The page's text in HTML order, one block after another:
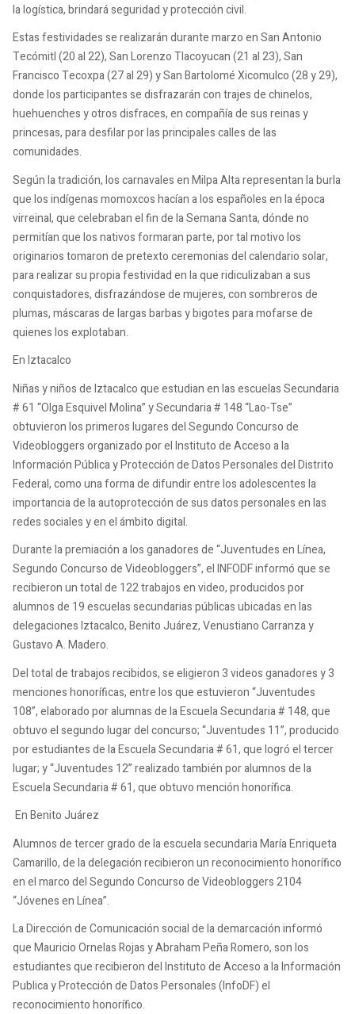
la logística, brindará seguridad y protección civil.
Estas festividades se realizarán durante marzo en San Antonio
Tecómitl (20 al 22), San Lorenzo Tlacoyucan (21 al 23), San
Francisco Tecoxpa (27 al 29) y San Bartolomé Xicomulco (28 y 29),
donde los participantes se disfrazarán con trajes de chinelos,
huehuenches y otros disfraces, en compañía de sus reinas y
princesas, para desfilar por las principales calles de las
comunidades.
Según la tradición, los carnavales en Milpa Alta representan la burla
que los indígenas momoxcos hacían a los españoles en la época
virreinal, que celebraban el fin de la Semana Santa, dónde no
permitían que los nativos formaran parte, por tal motivo los
originarios tomaron de pretexto ceremonias del calendario solar,
para realizar su propia festividad en la que ridiculizaban a sus
conquistadores, disfrazándose de mujeres, con sombreros de
plumas, máscaras de largas barbas y bigotes para mofarse de
quienes los explotaban.
En Iztacalco
Niñas y niños de Iztacalco que estudian en las escuelas Secundaria
# 61 “Olga Esquivel Molina” y Secundaria # 148 “Lao-Tse”
obtuvieron los primeros lugares del Segundo Concurso de
Videobloggers organizado por el Instituto de Acceso a la
Información Pública y Protección de Datos Personales del Distrito
Federal, como una forma de difundir entre los adolescentes la
importancia de la autoprotección de sus datos personales en las
redes sociales y en el ámbito digital.
Durante la premiación a los ganadores de “Juventudes en Línea,
Segundo Concurso de Videobloggers”, el INFODF informó que se
recibieron un total de 122 trabajos en video, producidos por
alumnos de 19 escuelas secundarias públicas ubicadas en las
delegaciones Iztacalco, Benito Juárez, Venustiano Carranza y
Gustavo A. Madero.
Del total de trabajos recibidos, se eligieron 3 videos ganadores y 3
menciones honoríficas, entre los que estuvieron “Juventudes
108”, elaborado por alumnas de la Escuela Secundaria # 148, que
obtuvo el segundo lugar del concurso; “Juventudes 11”, producido
por estudiantes de la Escuela Secundaria # 61, que logró el tercer
lugar; y “Juventudes 12” realizado también por alumnos de la
Escuela Secundaria # 61, que obtuvo mención honorífica.
En Benito Juárez
Alumnos de tercer grado de la escuela secundaria María Enriqueta
Camarillo, de la delegación recibieron un reconocimiento honorífico
en el marco del Segundo Concurso de Videobloggers 2104
“Jóvenes en Línea”.
La Dirección de Comunicación social de la demarcación informó
que Mauricio Ornelas Rojas y Abraham Peña Romero, son los
estudiantes que recibieron del Instituto de Acceso a la Información
Publica y Protección de Datos Personales (InfoDF) el
reconocimiento honorífico.